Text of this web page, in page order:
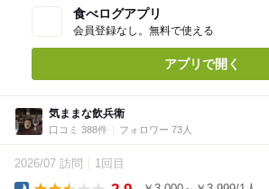
食べログアプリ
会員登録なし。無料で使える
アプリで開く
気ままな飲兵衛
口コミ 388件 フォロワー 73人
2026/07 訪問 1回目